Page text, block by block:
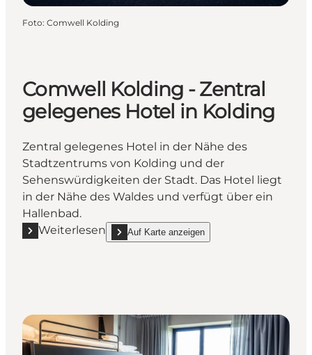
Foto: Comwell Kolding
Comwell Kolding - Zentral
gelegenes Hotel in Kolding
Zentral gelegenes Hotel in der Nähe des
Stadtzentrums von Kolding und der
Sehenswürdigkeiten der Stadt. Das Hotel liegt
in der Nähe des Waldes und verfügt über ein
Hallenbad.
Weiterlesen
Mehr erfahren "Comwell Kolding - Zentral
Auf Karte anzeigen
show Comwell Kolding - Zentral gelegenes Hotel